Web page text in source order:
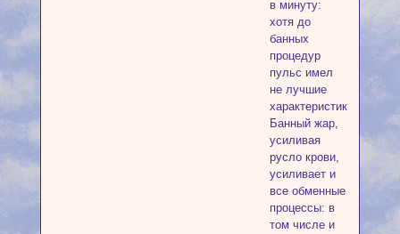
в минуту:
хотя до
банных
процедур
пульс имел
не лучшие
характеристики.
Банный жар,
усиливая
русло крови,
усиливает и
все обменные
процессы: в
том числе и